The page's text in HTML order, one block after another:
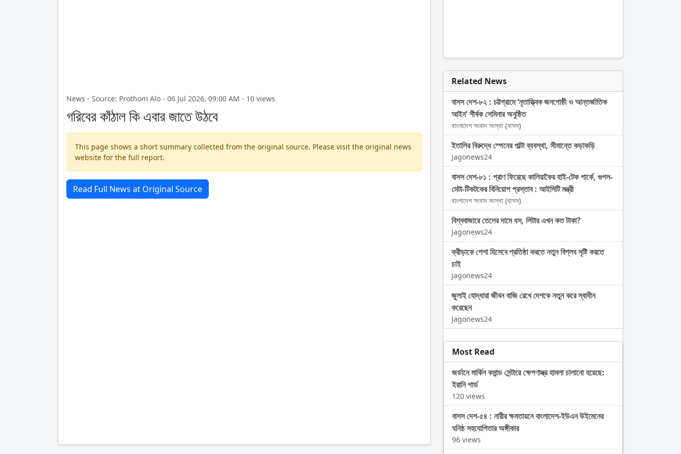
News - Source: Prothom Alo - 06 Jul 2026, 09:00 AM - 10 views
গরিবের কাঁঠাল কি এবার জাতে উঠবে
This page shows a short summary collected from the original source. Please visit the original news
website for the full report.
Read Full News at Original Source
Related News
বাসস দেশ-৮২ : চট্টগ্রামে ‘নৃতাত্ত্বিক জনগোষ্ঠী ও আন্তর্জাতিক
আইন’ শীর্ষক সেমিনার অনুষ্ঠিত
বাংলাদেশ সংবাদ সংস্থা (বাসস)
ইতালির বিরুদ্ধে স্পেনের পাল্টা ব্যবস্থা, সীমান্তে কড়াকড়ি
Jagonews24
বাসস দেশ-৮১ : প্রাণ ফিরেছে কালিয়াকৈর হাই-টেক পার্কে, গুগল-
মেটা-টিকটকের বিনিয়োগ প্রস্তাব : আইসিটি মন্ত্রী
বাংলাদেশ সংবাদ সংস্থা (বাসস)
বিশ্ববাজারে তেলের দামে ধস, লিটার এখন কত টাকা?
Jagonews24
ক্রীড়াকে পেশা হিসেবে প্রতিষ্ঠা করতে নতুন বিপ্লব সৃষ্টি করতে
চাই
Jagonews24
জুলাই যোদ্ধারা জীবন বাজি রেখে দেশকে নতুন করে স্বাধীন
করেছেন
Jagonews24
Most Read
জর্ডানে মার্কিন কমান্ড সেন্টারে ক্ষেপণাস্ত্র হামলা চালানো হয়েছে:
ইরানি গার্ড
120 views
বাসস দেশ-৫৪ : নারীর ক্ষমতায়নে বাংলাদেশ-ইউএন উইমেনের
ঘনিষ্ঠ সহযোগিতার অঙ্গীকার
96 views